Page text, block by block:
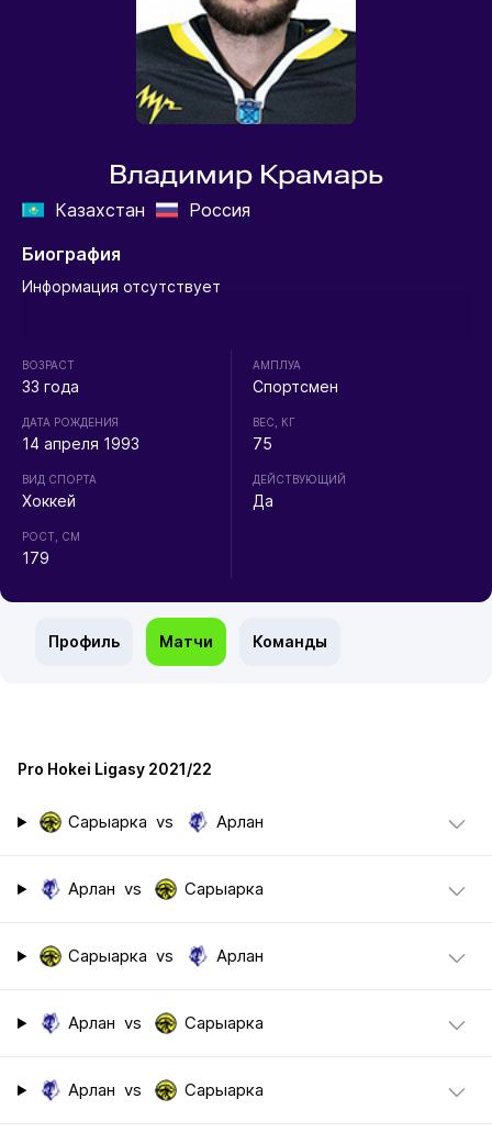
Владимир Крамарь
Казахстан
Россия
Биография
Информация отсутствует
ВОЗРАСТ
33 года
ДАТА РОЖДЕНИЯ
14 апреля 1993
ВИД СПОРТА
Хоккей
РОСТ, СМ
179
АМПЛУА
Спортсмен
ВЕС, КГ
75
ДЕЙСТВУЮЩИЙ
Да
Профиль Матчи Команды
Pro Hokei Ligasy 2021/22
Сарыарка vs Арлан
Арлан vs Сарыарка
Сарыарка vs Арлан
Арлан vs Сарыарка
Арлан vs Сарыарка